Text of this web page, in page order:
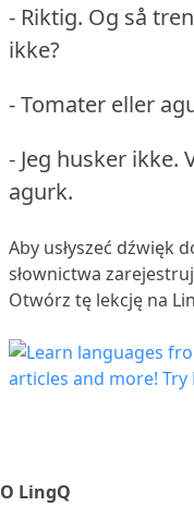
- Riktig. Og så
ikke?
- Tomater eller
- Jeg husker ikke.
agurk.
Aby usłyszeć dźwięk
słownictwa
Otwórz tę lekcję na
O LingQ